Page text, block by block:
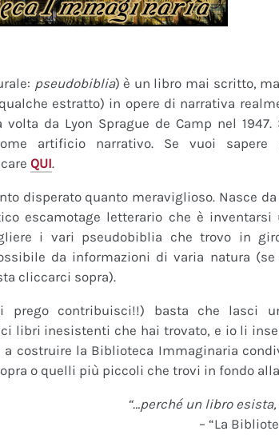
pseudobiblia) è un libro mai scritto,
estratto) in opere di narrativa
da Lyon Sprague de Camp nel
artificio narrativo. Se vuoi
QUI.
disperato quanto meraviglioso. Nasce
escamotage letterario che è
i vari pseudobiblia che trovo in
da informazioni di varia natura
cliccarci sopra).
prego contribuisci!!) basta che lasci
libri inesistenti che hai trovato, e io li
costruire la Biblioteca Immaginaria
o quelli più piccoli che trovi in fondo
“…perché un libro
– “La